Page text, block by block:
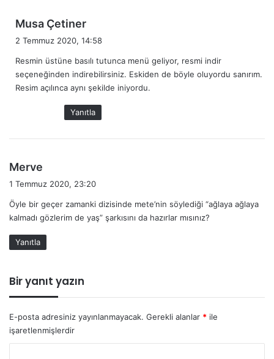
Musa Çetiner
i
k
:
2 Temmuz 2020, 14:58
Resmin üstüne basılı tutunca menü geliyor, resmi indir
seçeneğinden indirebilirsiniz. Eskiden de böyle oluyordu sanırım.
Resim açılınca aynı şekilde iniyordu.
Yanıtla
Merve
i
k
i
:
1 Temmuz 2020, 23:20
Öyle bir geçer zamanki dizisinde mete’nin söylediği “ağlaya ağlaya
kalmadı gözlerim de yaş” şarkısını da hazırlar mısınız?
Yanıtla
Bir yanıt yazın
E-posta adresiniz yayınlanmayacak. Gerekli alanlar * ile
işaretlenmişlerdir